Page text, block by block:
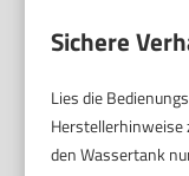
Sichere
Lies die
Herstellerhinweise
den Wassertank